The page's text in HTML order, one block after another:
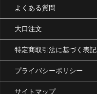
よくある質問
大口注文
特定商取引法に基づく表記
プライバシーポリシー
サイトマップ